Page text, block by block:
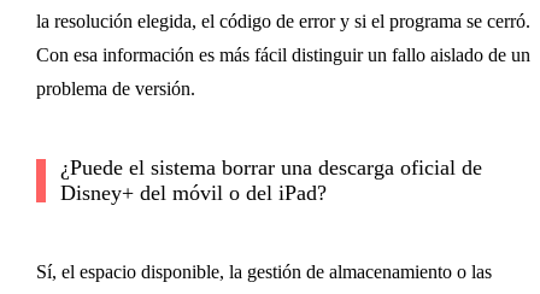
la resolución elegida, el código de error y si el programa se cerró.
Con esa información es más fácil distinguir un fallo aislado de un
problema de versión.
¿Puede el sistema borrar una descarga oficial de
Disney+ del móvil o del iPad?
Sí, el espacio disponible, la gestión de almacenamiento o las